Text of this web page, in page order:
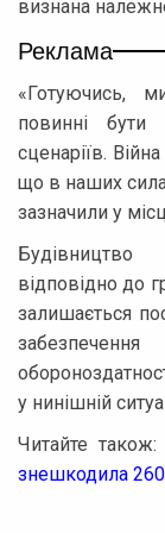
визнана
Реклама
«Готуючись,
повинні
сценаріїв.
що в наших
зазначили у
відповідно до
залишається
у нинішній
Читайте також:
знешкодила